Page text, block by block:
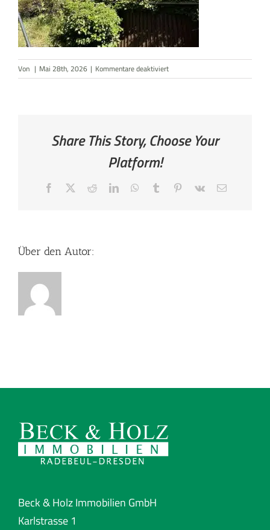
AKTUELLES
KONTAKT
Von | Mai 28th, 2026 | Kommentare deaktiviertfür
Vorderansicht
Share This Story, Choose Your
Platform!
Facebook RedditLinkedInWhatsApp
Tumblr Pinterest
Vk
E-
Über den Autor:
Beck & Holz Immobilien GmbH
Karlstrasse 1